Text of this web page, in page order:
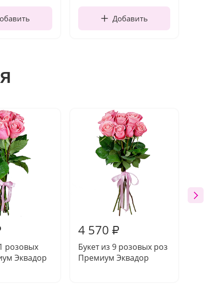
Добавить
розовых
Эквадор
4 570 ₽
Букет из 9 розовых роз
Премиум Эквадор